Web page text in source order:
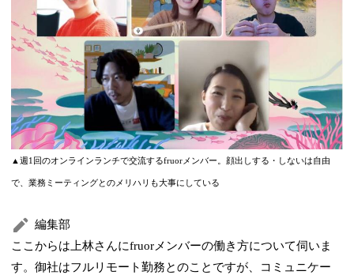
▲週1回のオンラインランチで交流するfruorメンバー。顔出しする・しないは自由
で、業務ミーティングとのメリハリも大事にしている
編集部
ここからは上林さんにfruorメンバーの働き方について伺いま
す。御社はフルリモート勤務とのことですが、コミュニケー